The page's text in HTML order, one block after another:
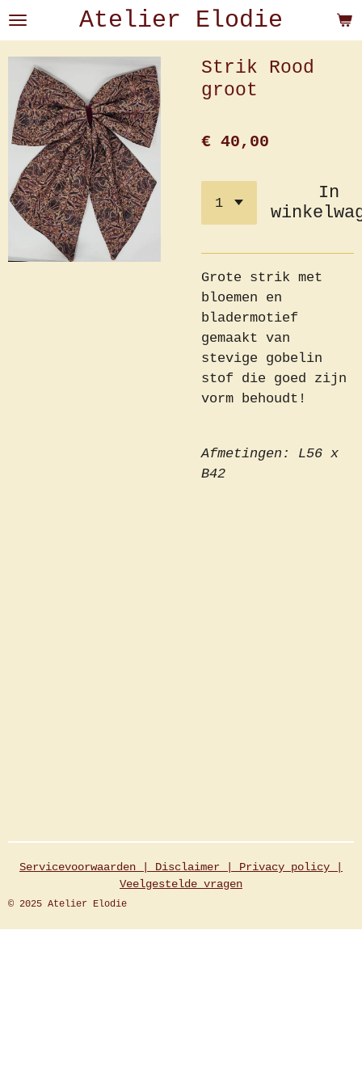
Ga
direct
naar
hoofdinhoud
Atelier Elodie
Strik Rood
groot
€ 40,00
In
Grote strik met
bloemen en
bladermotief
gemaakt van
stevige gobelin
stof die goed zijn
vorm behoudt!
Afmetingen: L56 x
B42
Servicevoorwaarden | Disclaimer Privacy policy
Veelgestelde vragen
© 2025 Atelier Elodie